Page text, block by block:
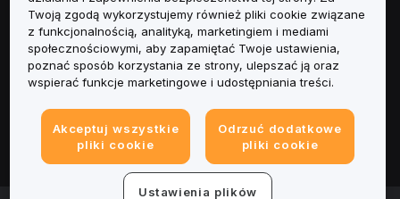
Usługi
Obsługa Klienta
Informacje prawne
Twoją zgodą wykorzystujemy również pliki cookie związane
z funkcjonalnością, analityką, marketingiem i mediami
społecznościowymi, aby zapamiętać Twoje ustawienia,
poznać sposób korzystania ze strony, ulepszać ją oraz
wspierać funkcje marketingowe i udostępniania treści.
Akceptuj wszystkie
pliki cookie
Odrzuć dodatkowe
pliki cookie
Ustawienia plików